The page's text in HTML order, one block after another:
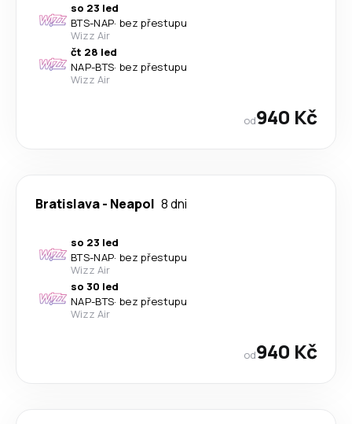
so 23 led
BTS-NAP· bez přestupu
Wizz Air
čt 28 led
NAP-BTS· bez přestupu
Wizz Air
od940 Kč
Bratislava- Neapol 8 dni
so 23 led
BTS-NAP· bez přestupu
Wizz Air
so 30 led
NAP-BTS· bez přestupu
Wizz Air
od940 Kč